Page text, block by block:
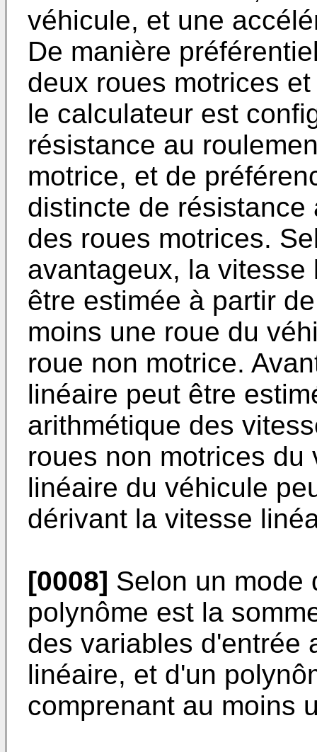
véhicule, et une
De manière
deux roues motrices
le calculateur est
résistance au
motrice, et de
distincte de
des roues motrices.
avantageux, la
être estimée à partir
moins une roue du
roue non motrice.
linéaire peut être
arithmétique des
roues non motrices
linéaire du véhicule
dérivant la vitesse
[0008] Selon un mode
polynôme est la
des variables d'entrée
linéaire, et d'un
comprenant au moins